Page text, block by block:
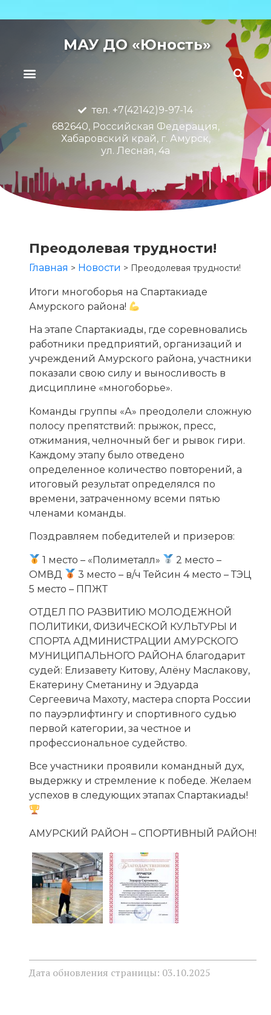
МАУ ДО «Юность»
тел. +7(42142)9-97-14
682640, Российская Федерация,
Хабаровский край, г. Амурск,
ул. Лесная, 4а
Преодолевая трудности!
Главная > Новости > Преодолевая трудности!
Итоги многоборья на Спартакиаде
Амурского района!
На этапе Спартакиады, где соревновались
работники предприятий, организаций и
учреждений Амурского района, участники
показали свою силу и выносливость в
дисциплине «многоборье».
Команды группы «А» преодолели сложную
полосу препятствий: прыжок, пресс,
отжимания, челночный бег и рывок гири.
Каждому этапу было отведено
определенное количество повторений, а
итоговый результат определялся по
времени, затраченному всеми пятью
членами команды.
Поздравляем победителей и призеров:
1 место – «Полиметалл»
2 место –
ОМВД
3 место – в/ч Тейсин 4 место – ТЭЦ
5 место – ППЖТ
ОТДЕЛ ПО РАЗВИТИЮ МОЛОДЕЖНОЙ
ПОЛИТИКИ, ФИЗИЧЕСКОЙ КУЛЬТУРЫ И
СПОРТА АДМИНИСТРАЦИИ АМУРСКОГО
МУНИЦИПАЛЬНОГО РАЙОНА благодарит
судей: Елизавету Китову, Алёну Маслакову,
Екатерину Сметанину и Эдуарда
Сергеевича Махоту, мастера спорта России
по пауэрлифтингу и спортивного судью
первой категории, за честное и
профессиональное судейство.
Все участники проявили командный дух,
выдержку и стремление к победе. Желаем
успехов в следующих этапах Спартакиады!
АМУРСКИЙ РАЙОН – СПОРТИВНЫЙ РАЙОН!
Дата обновления страницы: 03.10.2025